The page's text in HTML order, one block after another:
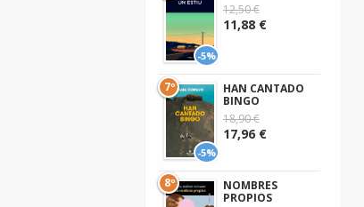
-5%
12,50 €
11,88 €
-5%
7º
HAN CANTADO
BINGO
18,90 €
17,96 €
8º
NOMBRES
PROPIOS